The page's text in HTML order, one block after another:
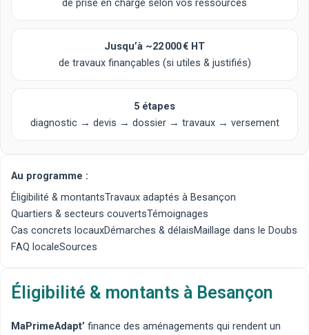
de prise en charge selon vos ressources
Jusqu’à ~22 000 € HT
de travaux finançables (si utiles & justifiés)
5 étapes
diagnostic → devis → dossier → travaux → versement
Au programme :
Éligibilité & montantsTravaux adaptés à Besançon
Quartiers & secteurs couvertsTémoignages
Cas concrets locauxDémarches & délaisMaillage dans le Doubs
FAQ localeSources
Éligibilité & montants à Besançon
MaPrimeAdapt’ finance des aménagements qui rendent un